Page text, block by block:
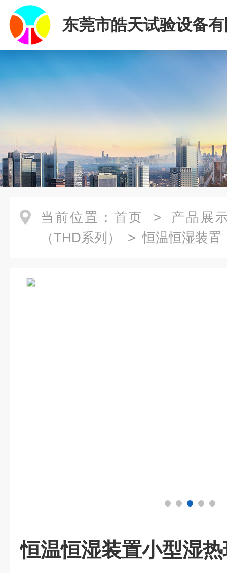
东莞市皓天试验设备
当前位置： 首页 > 产品展
（THD系列）
>恒温恒湿装置
恒温恒湿装置小型湿